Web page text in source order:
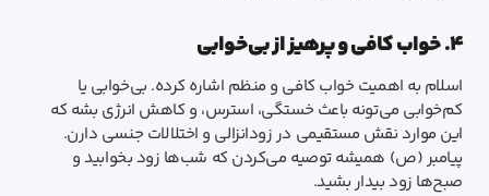
۴. خواب کافی و پرهیز از بی‌خوابی
اسلام به اهمیت خواب کافی و منظم اشاره کرده. بی‌خوابی یا
کم‌خوابی می‌تونه باعث خستگی، استرس، و کاهش انرژی بشه که
این موارد نقش مستقیمی در زودانزالی و اختلالات جنسی دارن.
پیامبر (ص) همیشه توصیه می‌کردن که شب‌ها زود بخوابید و
صبح‌ها زود بیدار بشید.